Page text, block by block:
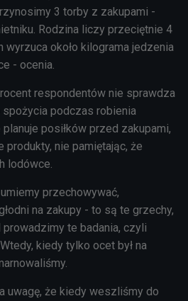
3 torby z zakupami -
Rodzina liczy przeciętnie 4
około kilograma jedzenia
- ocenia.
respondentów nie sprawdza
podczas robienia
posiłków przed zakupami,
produkty, nie pamiętając, że
lodówce.
przechowywać,
na zakupy - to są te grzechy,
te badania, czyli
kiedy tylko ocet był na
uwagę, że kiedy weszliśmy do